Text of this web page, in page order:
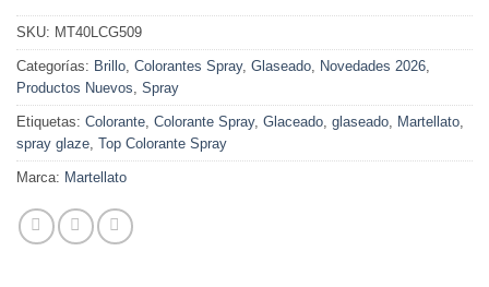
SKU: MT40LCG509
Categorías: Brillo, Colorantes Spray, Glaseado, Novedades 2026,
Productos Nuevos, Spray
Etiquetas: Colorante, Colorante Spray, Glaceado, glaseado, Martellato,
spray glaze, Top Colorante Spray
Marca: Martellato